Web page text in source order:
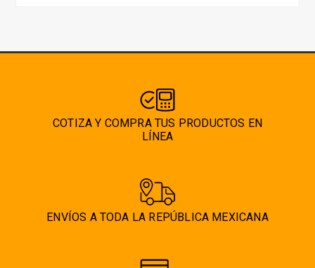
COTIZA Y COMPRA TUS PRODUCTOS EN
LÍNEA
ENVÍOS A TODA LA REPÚBLICA MEXICANA